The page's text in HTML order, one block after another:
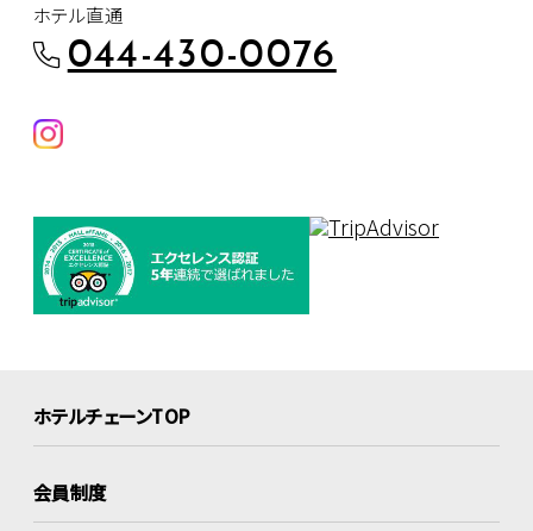
ホテル直通
044-430-0076
ホテルチェーンTOP
会員制度